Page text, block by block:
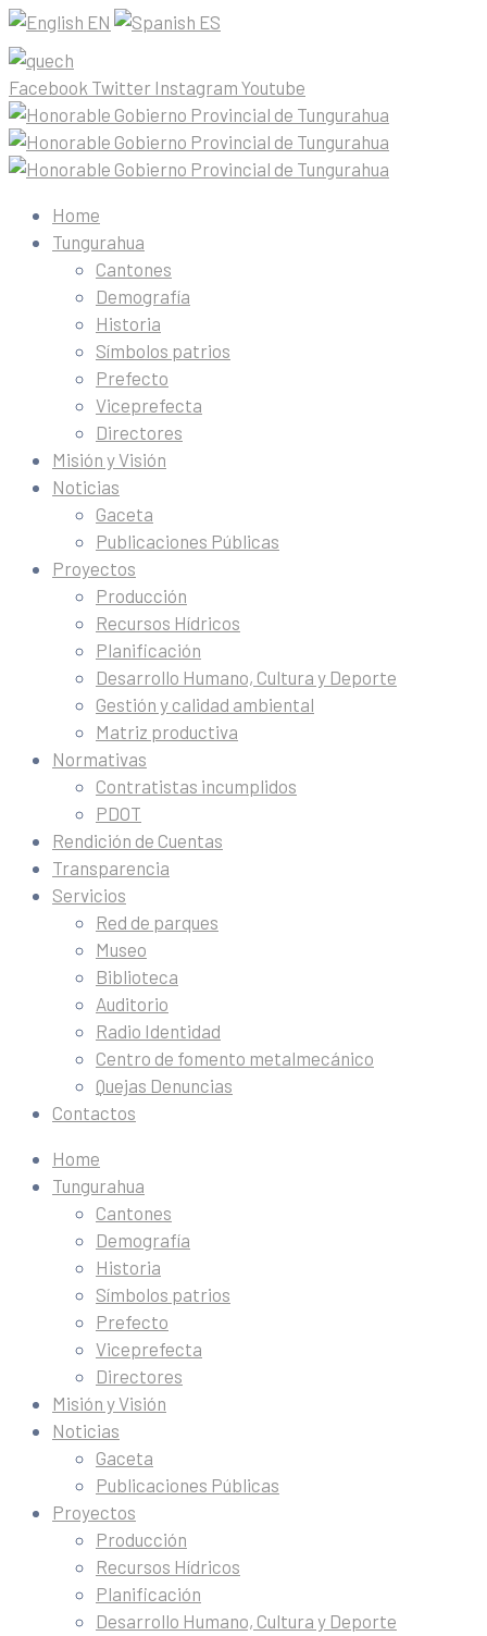
EN ES
Facebook Twitter Instagram Youtube
Home
Tungurahua
Cantones
Demografía
Historia
Símbolos patrios
Prefecto
Viceprefecta
Directores
Misión y Visión
Noticias
Gaceta
Publicaciones Públicas
Proyectos
Producción
Recursos Hídricos
Planificación
Desarrollo Humano, Cultura y Deporte
Gestión y calidad ambiental
Matriz productiva
Normativas
Contratistas incumplidos
PDOT
Rendición de Cuentas
Transparencia
Servicios
Red de parques
Museo
Biblioteca
Auditorio
Radio Identidad
Centro de fomento metalmecánico
Quejas Denuncias
Contactos
Home
Tungurahua
Cantones
Demografía
Historia
Símbolos patrios
Prefecto
Viceprefecta
Directores
Misión y Visión
Noticias
Gaceta
Publicaciones Públicas
Proyectos
Producción
Recursos Hídricos
Planificación
Desarrollo Humano, Cultura y Deporte